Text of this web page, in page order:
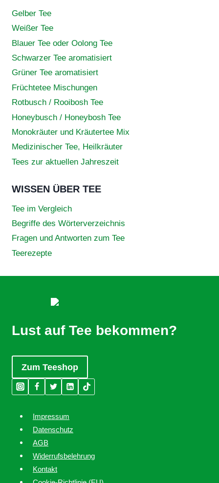
Gelber Tee
Weißer Tee
Blauer Tee oder Oolong Tee
Schwarzer Tee aromatisiert
Grüner Tee aromatisiert
Früchtetee Mischungen
Rotbusch / Rooibosh Tee
Honeybusch / Honeybosh Tee
Monokräuter und Kräutertee Mix
Medizinischer Tee, Heilkräuter
Tees zur aktuellen Jahreszeit
WISSEN ÜBER TEE
Tee im Vergleich
Begriffe des Wörterverzeichnis
Fragen und Antworten zum Tee
Teerezepte
Lust auf Tee bekommen?
Zum Teeshop
Impressum
Datenschutz
AGB
Widerrufsbelehrung
Kontakt